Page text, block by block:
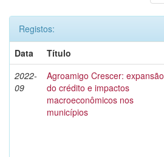
Registos:
Data
Título
2022-
09
Agroamigo Crescer: expansão
do crédito e impactos
macroeconômicos nos
municípios